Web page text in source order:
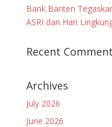
Bank Banten
ASRI dan Hari
Recent
Archives
July 2026
June 2026